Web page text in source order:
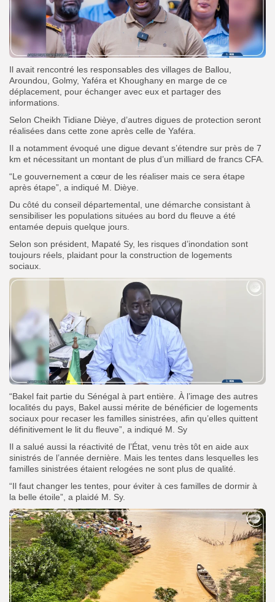
Il avait rencontré les responsables des villages de Ballou,
Aroundou, Golmy, Yaféra et Khoughany en marge de ce
déplacement, pour échanger avec eux et partager des
informations.
Selon Cheikh Tidiane Dièye, d’autres digues de protection seront
réalisées dans cette zone après celle de Yaféra.
Il a notamment évoqué une digue devant s’étendre sur près de 7
km et nécessitant un montant de plus d’un milliard de francs CFA.
“Le gouvernement a cœur de les réaliser mais ce sera étape
après étape”, a indiqué M. Dièye.
Du côté du conseil départemental, une démarche consistant à
sensibiliser les populations situées au bord du fleuve a été
entamée depuis quelque jours.
Selon son président, Mapaté Sy, les risques d’inondation sont
toujours réels, plaidant pour la construction de logements
sociaux.
“Bakel fait partie du Sénégal à part entière. À l’image des autres
localités du pays, Bakel aussi mérite de bénéficier de logements
sociaux pour recaser les familles sinistrées, afin qu’elles quittent
définitivement le lit du fleuve”, a indiqué M. Sy
Il a salué aussi la réactivité de l’État, venu très tôt en aide aux
sinistrés de l’année dernière. Mais les tentes dans lesquelles les
familles sinistrées étaient relogées ne sont plus de qualité.
“Il faut changer les tentes, pour éviter à ces familles de dormir à
la belle étoile”, a plaidé M. Sy.